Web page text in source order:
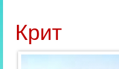
Крит